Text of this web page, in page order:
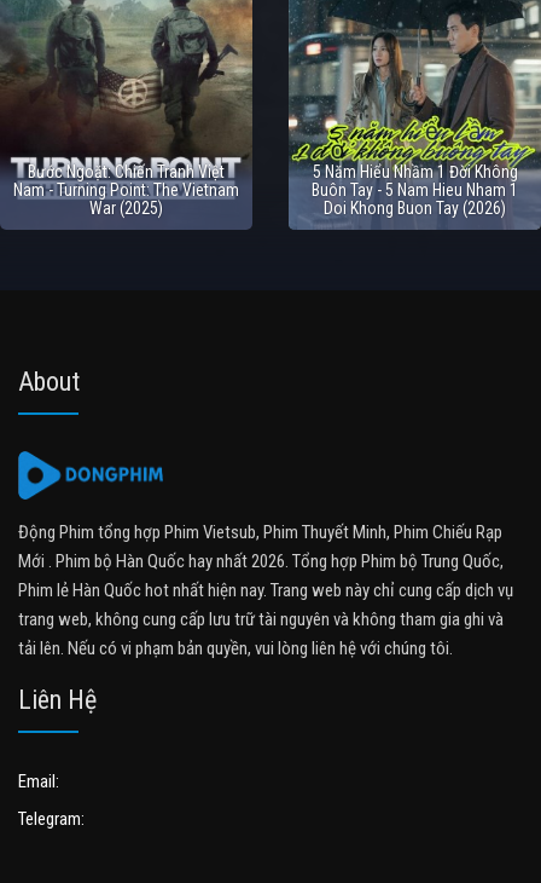
Bước Ngoặt: Chiến Tranh Việt
Nam - Turning Point: The Vietnam
War (2025)
5 Năm Hiểu Nhầm 1 Đời Không
Buôn Tay - 5 Nam Hieu Nham 1
Doi Khong Buon Tay (2026)
About
Động Phim tổng hợp Phim Vietsub, Phim Thuyết Minh, Phim Chiếu Rạp
Mới . Phim bộ Hàn Quốc hay nhất 2026. Tổng hợp Phim bộ Trung Quốc,
Phim lẻ Hàn Quốc hot nhất hiện nay. Trang web này chỉ cung cấp dịch vụ
trang web, không cung cấp lưu trữ tài nguyên và không tham gia ghi và
tải lên. Nếu có vi phạm bản quyền, vui lòng liên hệ với chúng tôi.
Liên Hệ
Email:
Telegram: